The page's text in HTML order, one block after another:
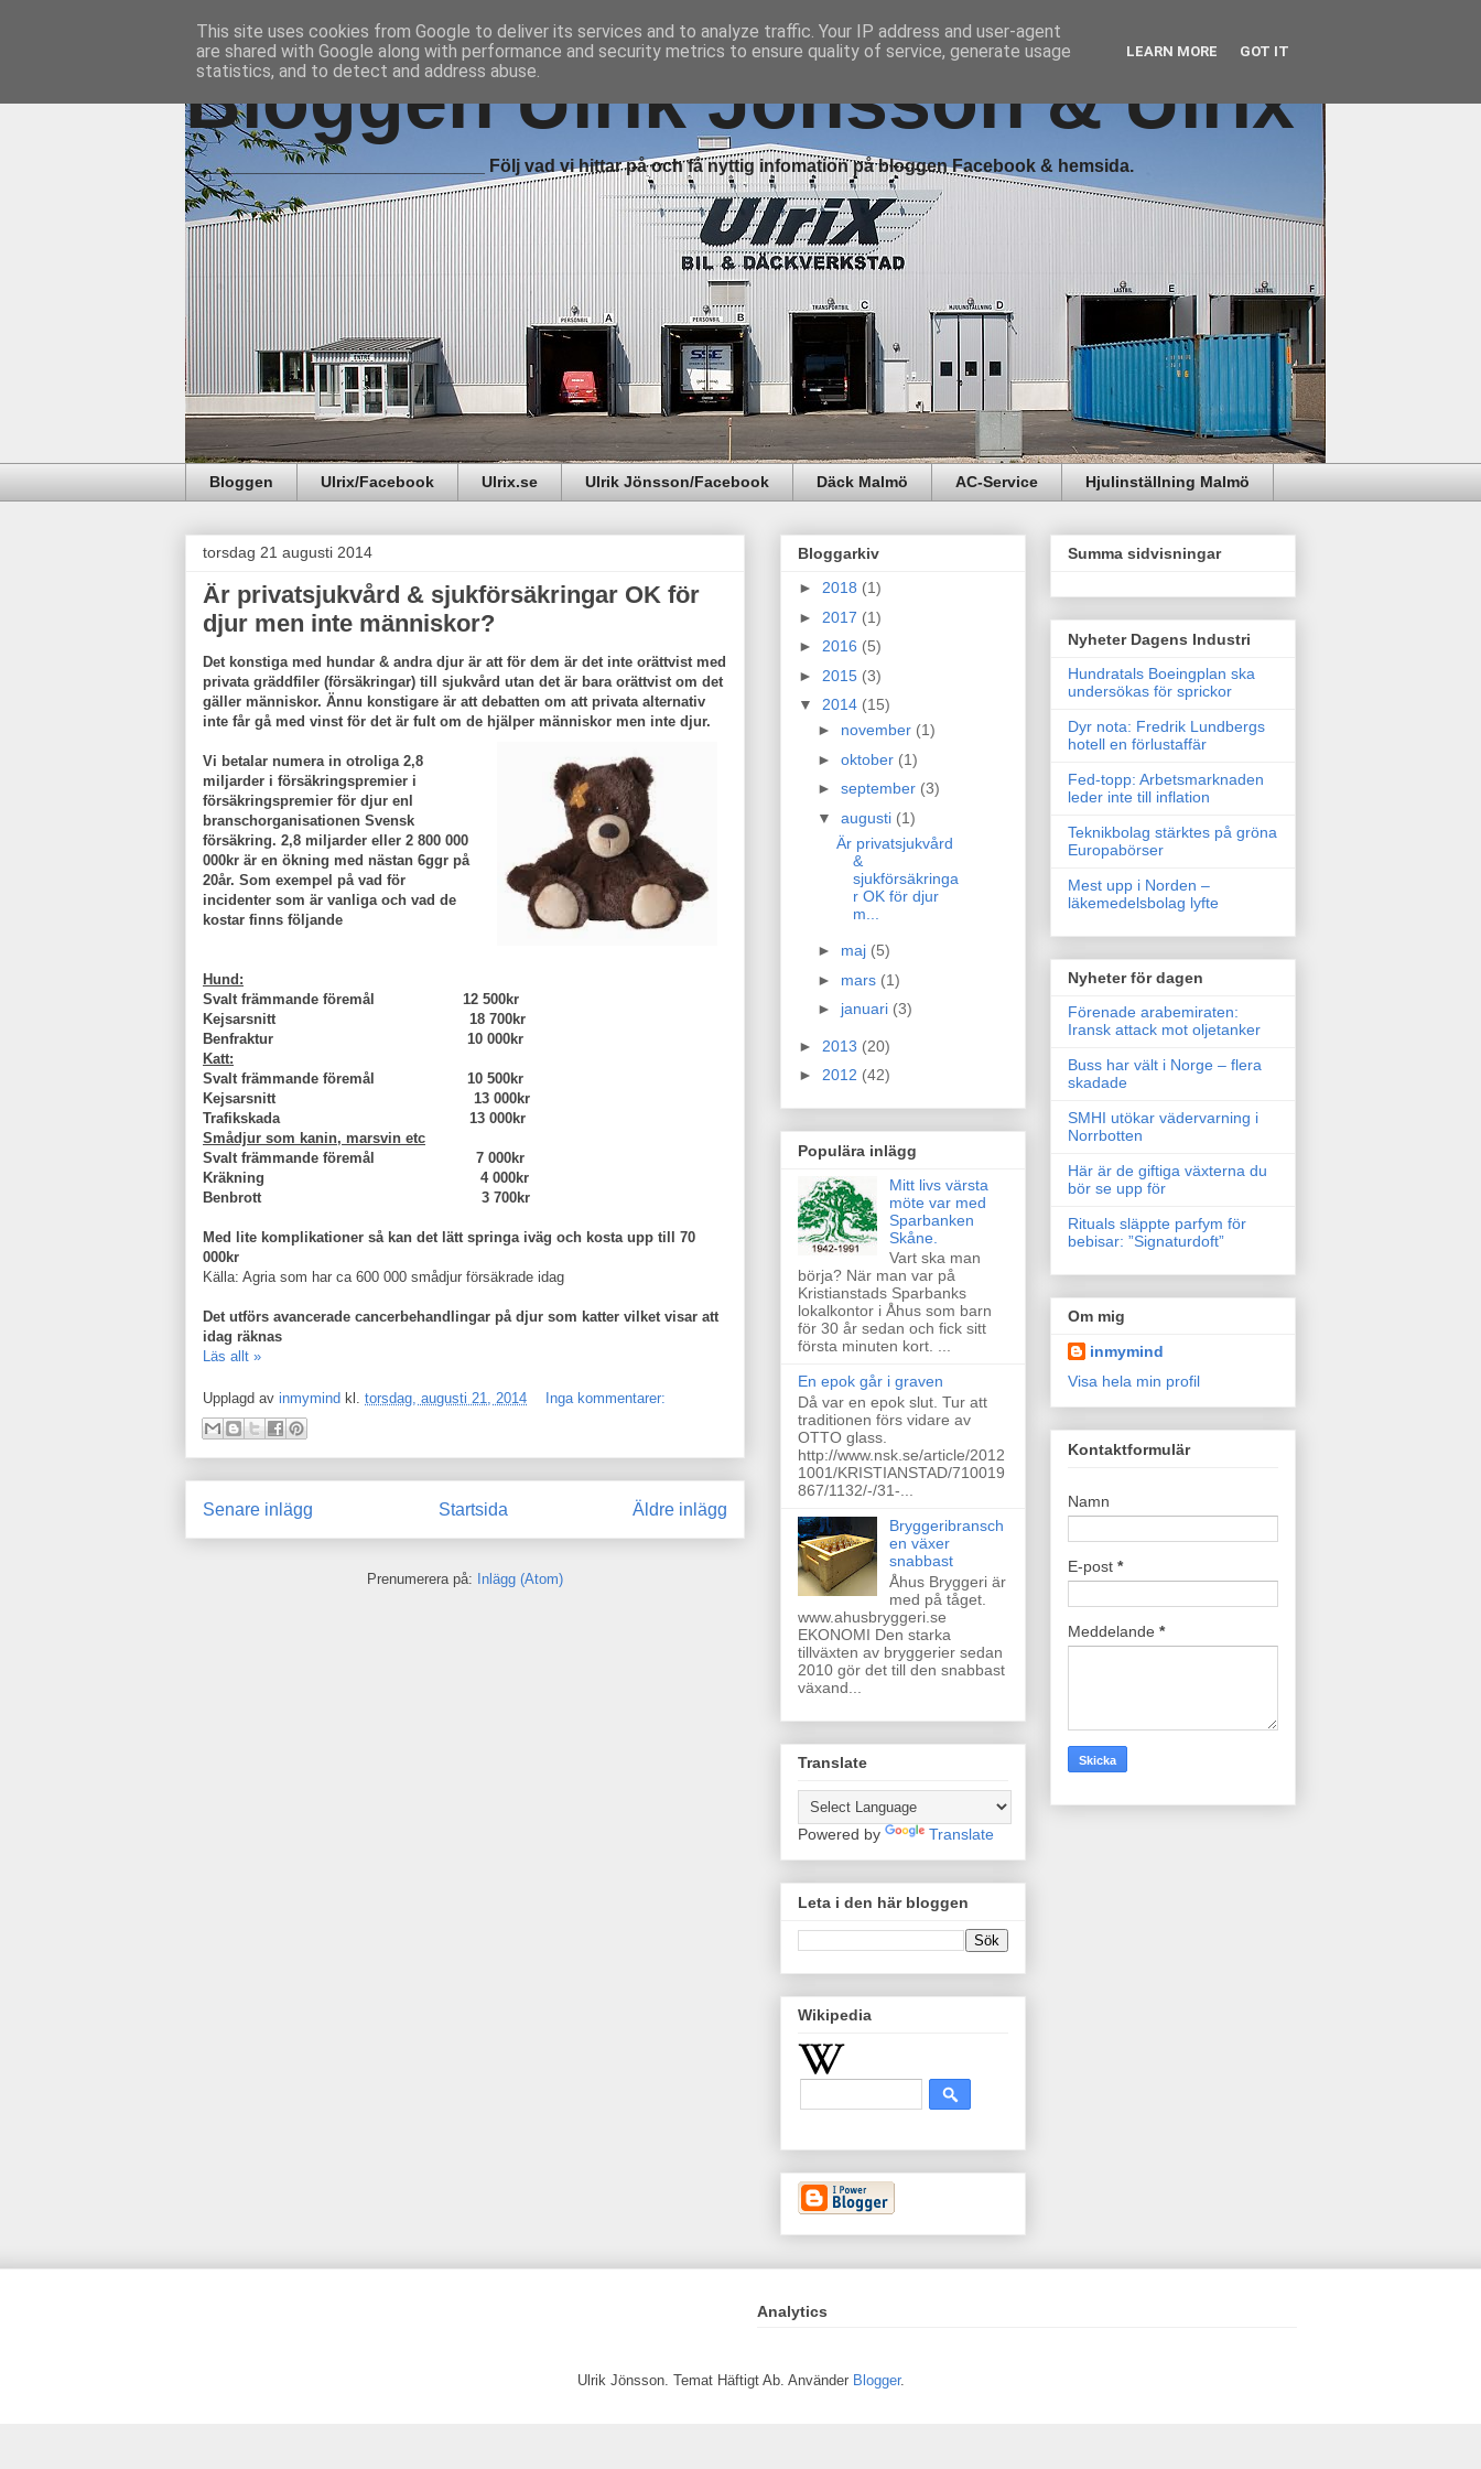
Bloggen Ulrik Jönsson & Ulrix
______________________________ Följ vad vi hittar på och få nyttig infomation på bloggen Facebook & hemsida.
Bloggen Ulrix/Facebook Ulrix.se Ulrik Jönsson/Facebook Däck Malmö AC-Service Hjulinställning Malmö
torsdag 21 augusti 2014
Är privatsjukvård & sjukförsäkringar OK för
djur men inte människor?
Det konstiga med hundar & andra djur är att för dem är det inte orättvist med
privata gräddfiler (försäkringar) till sjukvård utan det är bara orättvist om det
gäller människor. Ännu konstigare är att debatten om att privata alternativ
inte får gå med vinst för det är fult om de hjälper människor men inte djur.
Vi betalar numera in otroliga 2,8
miljarder i försäkringspremier i
försäkringspremier för djur enl
branschorganisationen Svensk
försäkring. 2,8 miljarder eller 2 800 000
000kr är en ökning med nästan 6ggr på
20år. Som exempel på vad för
incidenter som är vanliga och vad de
kostar finns följande
Hund:
Svalt främmande föremål 12 500kr
Kejsarsnitt 18 700kr
Benfraktur 10 000kr
Katt:
Svalt främmande föremål 10 500kr
Kejsarsnitt 13 000kr
Trafikskada 13 000kr
Smådjur som kanin, marsvin etc
Svalt främmande föremål 7 000kr
Kräkning 4 000kr
Benbrott 3 700kr
Med lite komplikationer så kan det lätt springa iväg och kosta upp till 70
000kr
Källa: Agria som har ca 600 000 smådjur försäkrade idag
Det utförs avancerade cancerbehandlingar på djur som katter vilket visar att
idag räknas
Läs allt »
Upplagd av inmymind kl. torsdag, augusti 21, 2014 Inga kommentarer:
Senare inlägg Äldre inlägg
Startsida
Prenumerera på: Inlägg (Atom)
Bloggarkiv
► 2018 (1)
► 2017 (1)
► 2016 (5)
► 2015 (3)
▼ 2014 (15)
► november (1)
► oktober (1)
► september (3)
▼ augusti (1)
Är privatsjukvård
&
sjukförsäkringa
r OK för djur
m...
► maj (5)
► mars (1)
► januari (3)
► 2013 (20)
► 2012 (42)
Populära inlägg
Mitt livs värsta
möte var med
Sparbanken
Skåne.
Vart ska man
börja? När man var på
Kristianstads Sparbanks
lokalkontor i Åhus som barn
för 30 år sedan och fick sitt
första minuten kort. ...
En epok går i graven
Då var en epok slut. Tur att
traditionen förs vidare av
OTTO glass.
http://www.nsk.se/article/2012
1001/KRISTIANSTAD/710019
867/1132/-/31-...
Bryggeribransch
en växer
snabbast
Åhus Bryggeri är
med på tåget.
www.ahusbryggeri.se
EKONOMI Den starka
tillväxten av bryggerier sedan
2010 gör det till den snabbast
växand...
Translate
Powered by Translate
Leta i den här bloggen
Wikipedia
Summa sidvisningar
Nyheter Dagens Industri
Hundratals Boeingplan ska
undersökas för sprickor
Dyr nota: Fredrik Lundbergs
hotell en förlustaffär
Fed-topp: Arbetsmarknaden
leder inte till inflation
Teknikbolag stärktes på gröna
Europabörser
Mest upp i Norden –
läkemedelsbolag lyfte
Nyheter för dagen
Förenade arabemiraten:
Iransk attack mot oljetanker
Buss har vält i Norge – flera
skadade
SMHI utökar vädervarning i
Norrbotten
Här är de giftiga växterna du
bör se upp för
Rituals släppte parfym för
bebisar: ”Signaturdoft”
Om mig
inmymind
Visa hela min profil
Kontaktformulär
Namn
E-post *
Meddelande *
Analytics
Ulrik Jönsson. Temat Häftigt Ab. Använder Blogger.
This site uses cookies from Google to deliver its services and to analyze traffic. Your IP address and user-agent
are shared with Google along with performance and security metrics to ensure quality of service, generate usage
statistics, and to detect and address abuse.
LEARN MORE GOT IT